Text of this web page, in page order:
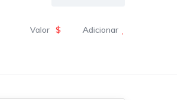
Valor $ Adicionar